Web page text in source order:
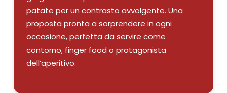
patate per un contrasto avvolgente. Una
proposta pronta a sorprendere in ogni
occasione, perfetta da servire come
contorno, finger food o protagonista
dell’aperitivo.